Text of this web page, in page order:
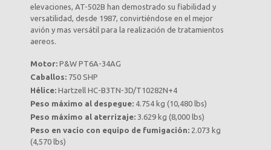
elevaciones, AT-502B han demostrado su fiabilidad y
versatilidad, desde 1987, convirtiéndose en el mejor
avión y mas versátil para la realización de tratamientos
aereos.
Motor: P&W PT6A-34AG
Caballos: 750 SHP
Hélice: Hartzell HC-B3TN-3D/T10282N+4
Peso máximo al despegue: 4.754 kg (10,480 lbs)
Peso máximo al aterrizaje: 3.629 kg (8,000 lbs)
Peso en vacío con equipo de fumigación: 2.073 kg
(4,570 lbs)